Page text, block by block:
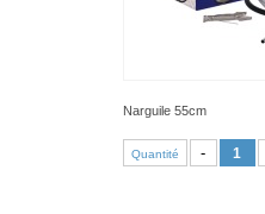
Narguile 55cm
Quantité -